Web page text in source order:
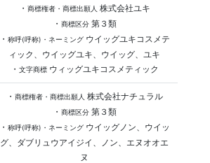
・ 商標権者・商標出願人 株式会社ユキ
・ 商標区分第３類
・ 称呼(呼称)・ネーミングウイッグユキコスメテ
ィック、ウイッグユキ、ウイッグ、ユキ
・ 文字商標ウィッグユキコスメティック
・ 商標権者・商標出願人 株式会社ナチュラル
・ 商標区分第３類
・ 称呼(呼称)・ネーミングウイッグノン、ウイッ
グ、ダブリュウアイジイ、ノン、エヌオオエ
ヌ